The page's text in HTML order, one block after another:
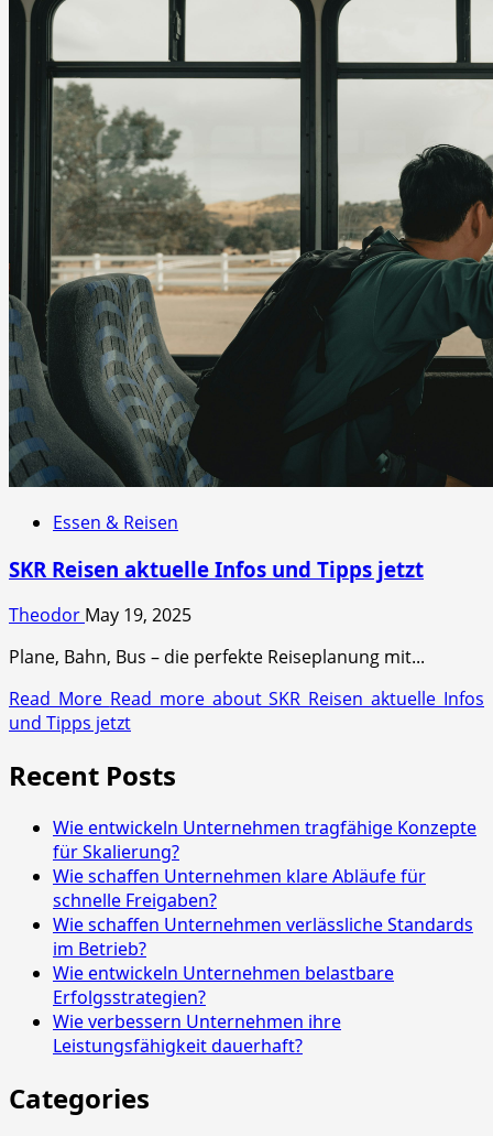
Essen & Reisen
SKR Reisen aktuelle Infos und Tipps jetzt
Theodor May 19, 2025
Plane, Bahn, Bus – die perfekte Reiseplanung mit...
Read More Read more about SKR Reisen aktuelle Infos
und Tipps jetzt
Recent Posts
Wie entwickeln Unternehmen tragfähige Konzepte
für Skalierung?
Wie schaffen Unternehmen klare Abläufe für
schnelle Freigaben?
Wie schaffen Unternehmen verlässliche Standards
im Betrieb?
Wie entwickeln Unternehmen belastbare
Erfolgsstrategien?
Wie verbessern Unternehmen ihre
Leistungsfähigkeit dauerhaft?
Categories